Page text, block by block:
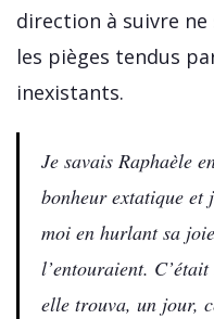
direction à suivre
les pièges tendus
inexistants.
Je savais Raphaèle
bonheur extatique et
moi en hurlant sa
l’entouraient.
elle trouva, un jour,